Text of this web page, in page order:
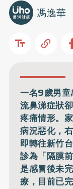
馮逸華
一名9歲男童
流鼻涕症狀
疼痛情形。
病況惡化，
即轉往新竹
診為「隔膜
是感冒後未
療，目前已